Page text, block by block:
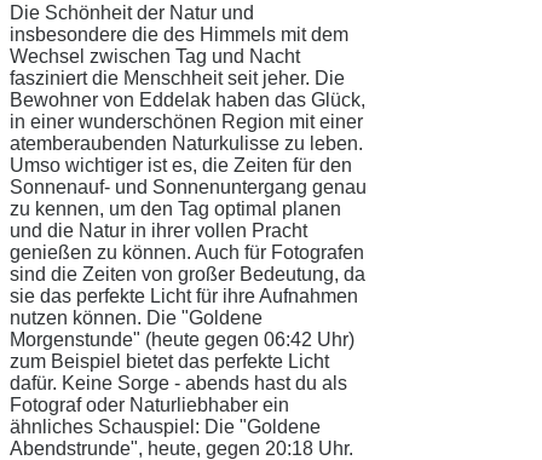
Die Schönheit der Natur und
insbesondere die des Himmels mit dem
Wechsel zwischen Tag und Nacht
fasziniert die Menschheit seit jeher. Die
Bewohner von Eddelak haben das Glück,
in einer wunderschönen Region mit einer
atemberaubenden Naturkulisse zu leben.
Umso wichtiger ist es, die Zeiten für den
Sonnenauf- und Sonnenuntergang genau
zu kennen, um den Tag optimal planen
und die Natur in ihrer vollen Pracht
genießen zu können. Auch für Fotografen
sind die Zeiten von großer Bedeutung, da
sie das perfekte Licht für ihre Aufnahmen
nutzen können. Die "Goldene
Morgenstunde" (heute gegen 06:42 Uhr)
zum Beispiel bietet das perfekte Licht
dafür. Keine Sorge - abends hast du als
Fotograf oder Naturliebhaber ein
ähnliches Schauspiel: Die "Goldene
Abendstrunde", heute, gegen 20:18 Uhr.